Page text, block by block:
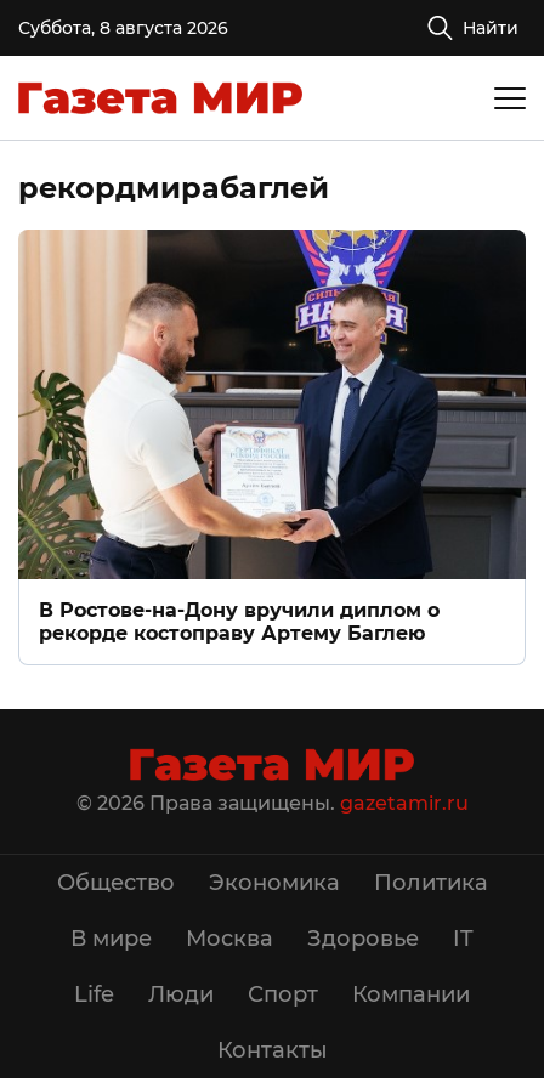
Суббота, 8 августа 2026 Найти
рекордмирабаглей
В Ростове-на-Дону вручили диплом о
рекорде костоправу Артему Баглею
© 2026 Права защищены. gazetamir.ru
Общество Экономика Политика
В мире Москва Здоровье IT
Life Люди Спорт Компании
Контакты